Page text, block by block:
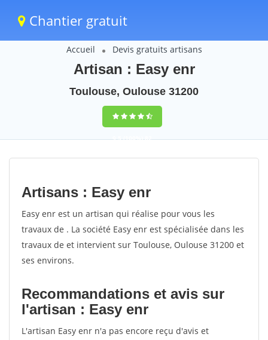
Chantier gratuit
Accueil Devis gratuits artisans
Artisan : Easy enr
Toulouse, Oulouse 31200
9,5(100%)82
votes
Artisans : Easy enr
Easy enr est un artisan qui réalise pour vous les
travaux de . La société Easy enr est spécialisée dans les
travaux de et intervient sur Toulouse, Oulouse 31200 et
ses environs.
Recommandations et avis sur
l'artisan : Easy enr
L'artisan Easy enr n'a pas encore reçu d'avis et